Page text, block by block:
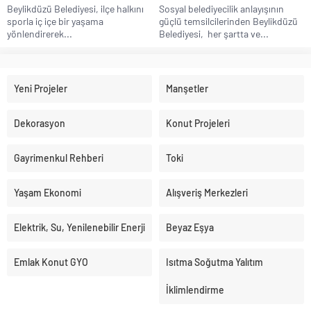
Beylikdüzü Belediyesi, ilçe halkını
sporla iç içe bir yaşama
yönlendirerek...
Sosyal belediyecilik anlayışının
güçlü temsilcilerinden Beylikdüzü
Belediyesi, her şartta ve...
Yeni Projeler Manşetler
Dekorasyon Konut Projeleri
Gayrimenkul Rehberi Toki
Yaşam Ekonomi Alışveriş Merkezleri
Elektrik, Su, Yenilenebilir Enerji Beyaz Eşya
Emlak Konut GYO Isıtma Soğutma Yalıtım
İklimlendirme